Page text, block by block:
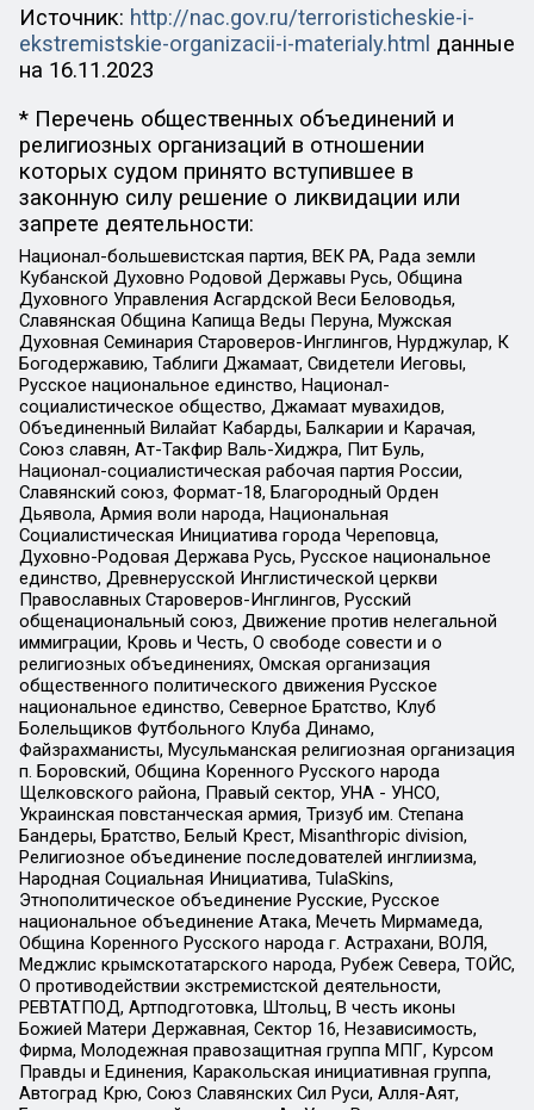
Источник: http://nac.gov.ru/terroristicheskie-i-
ekstremistskie-organizacii-i-materialy.html данные
на 16.11.2023
* Перечень общественных объединений и
религиозных организаций в отношении
которых судом принято вступившее в
законную силу решение о ликвидации или
запрете деятельности:
Национал-большевистская партия, ВЕК РА, Рада земли
Кубанской Духовно Родовой Державы Русь, Община
Духовного Управления Асгардской Веси Беловодья,
Славянская Община Капища Веды Перуна, Мужская
Духовная Семинария Староверов-Инглингов, Нурджулар, К
Богодержавию, Таблиги Джамаат, Свидетели Иеговы,
Русское национальное единство, Национал-
социалистическое общество, Джамаат мувахидов,
Объединенный Вилайат Кабарды, Балкарии и Карачая,
Союз славян, Ат-Такфир Валь-Хиджра, Пит Буль,
Национал-социалистическая рабочая партия России,
Славянский союз, Формат-18, Благородный Орден
Дьявола, Армия воли народа, Национальная
Социалистическая Инициатива города Череповца,
Духовно-Родовая Держава Русь, Русское национальное
единство, Древнерусской Инглистической церкви
Православных Староверов-Инглингов, Русский
общенациональный союз, Движение против нелегальной
иммиграции, Кровь и Честь, О свободе совести и о
религиозных объединениях, Омская организация
общественного политического движения Русское
национальное единство, Северное Братство, Клуб
Болельщиков Футбольного Клуба Динамо,
Файзрахманисты, Мусульманская религиозная организация
п. Боровский, Община Коренного Русского народа
Щелковского района, Правый сектор, УНА - УНСО,
Украинская повстанческая армия, Тризуб им. Степана
Бандеры, Братство, Белый Крест, Misanthropic division,
Религиозное объединение последователей инглиизма,
Народная Социальная Инициатива, TulaSkins,
Этнополитическое объединение Русские, Русское
национальное объединение Атака, Мечеть Мирмамеда,
Община Коренного Русского народа г. Астрахани, ВОЛЯ,
Меджлис крымскотатарского народа, Рубеж Севера, ТОЙС,
О противодействии экстремистской деятельности,
РЕВТАТПОД, Артподготовка, Штольц, В честь иконы
Божией Матери Державная, Сектор 16, Независимость,
Фирма, Молодежная правозащитная группа МПГ, Курсом
Правды и Единения, Каракольская инициативная группа,
Автоград Крю, Союз Славянских Сил Руси, Алля-Аят,